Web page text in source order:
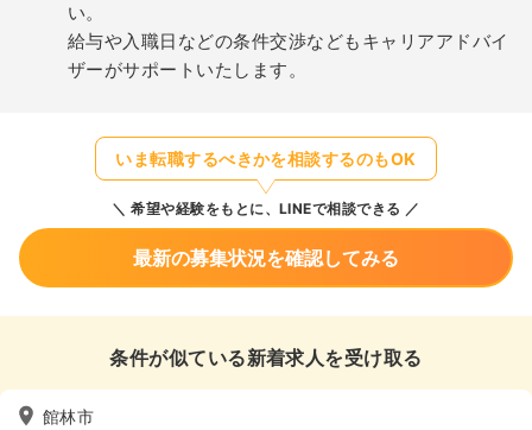
い。
給与や入職日などの条件交渉などもキャリアアドバイ
ザーがサポートいたします。
いま転職するべきかを相談するのもOK
希望や経験をもとに、LINEで相談できる
最新の募集状況を確認してみる
条件が似ている新着求人を受け取る
館林市